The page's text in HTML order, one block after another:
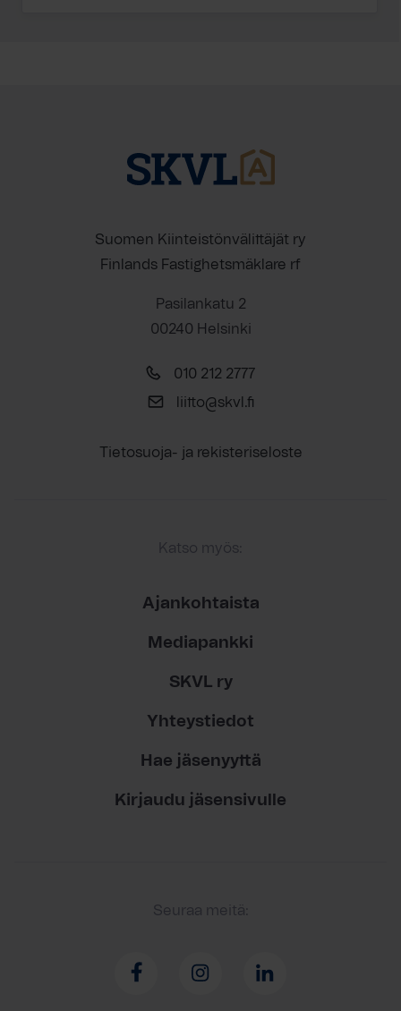
Suomen Kiinteistönvälittäjät ry
Finlands Fastighetsmäklare rf
Pasilankatu 2
00240 Helsinki
010 212 2777
liitto@skvl.fi
Tietosuoja- ja rekisteriseloste
Katso myös:
Ajankohtaista
Mediapankki
SKVL ry
Yhteystiedot
Hae jäsenyyttä
Kirjaudu jäsensivulle
Seuraa meitä: